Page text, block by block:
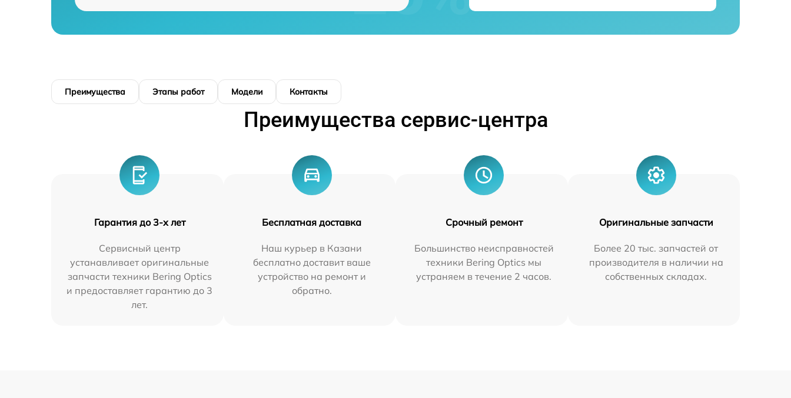
Преимущества Этапы работ Модели Контакты
Преимущества сервис-центра
Гарантия до 3-х лет
Сервисный центр
устанавливает оригинальные
запчасти техники Bering Optics
и предоставляет гарантию до 3
лет.
Бесплатная доставка
Наш курьер в Казани
бесплатно доставит ваше
устройство на ремонт и
обратно.
Срочный ремонт
Большинство неисправностей
техники Bering Optics мы
устраняем в течение 2 часов.
Оригинальные запчасти
Более 20 тыс. запчастей от
производителя в наличии на
собственных складах.